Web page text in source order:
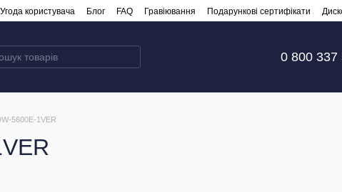
Угода користувача Блог FAQ Гравіювання Подарункові сертифікати
0 800 337
5600E-1VER